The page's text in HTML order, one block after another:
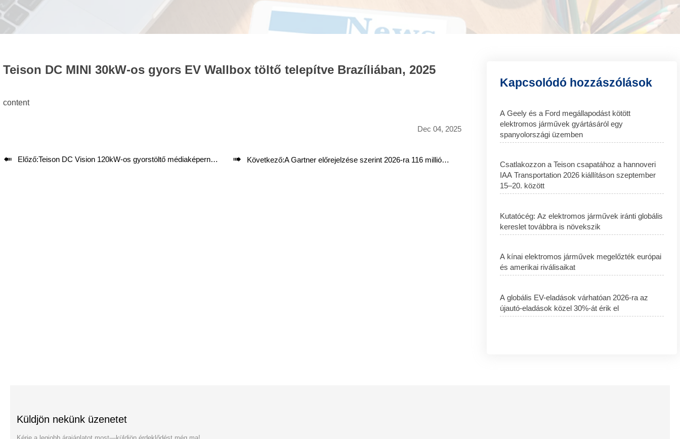
Teison DC MINI 30kW-os gyors EV Wallbox töltő telepítve Brazíliában, 2025
content
Dec 04, 2025
 Előző:Teison DC Vision 120kW-os gyorstöltő médiaképernyővel Európában telepítve，2025  Következő:A Gartner előrejelzése szerint 2026-ra 116 millió elektromos jármű lesz használatban világszerte.
Kapcsolódó hozzászólások
A Geely és a Ford megállapodást kötött
elektromos járművek gyártásáról egy
spanyolországi üzemben
Csatlakozzon a Teison csapatához a hannoveri
IAA Transportation 2026 kiállításon szeptember
15–20. között
Kutatócég: Az elektromos járművek iránti globális
kereslet továbbra is növekszik
A kínai elektromos járművek megelőzték európai
és amerikai riválisaikat
A globális EV-eladások várhatóan 2026-ra az
újautó-eladások közel 30%-át érik el
Küldjön nekünk üzenetet